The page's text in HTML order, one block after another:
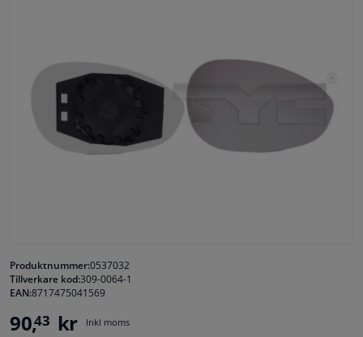
Filter & Vätskor
Bagage & Transport
Bilvård & Tillbehör
Produktnummer:0537032
Tillverkare kod:309-0064-1
EAN:8717475041569
90,43 kr Inkl moms